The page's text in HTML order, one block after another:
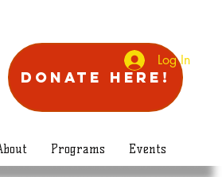
Donate Here!
Log In
Programs Events